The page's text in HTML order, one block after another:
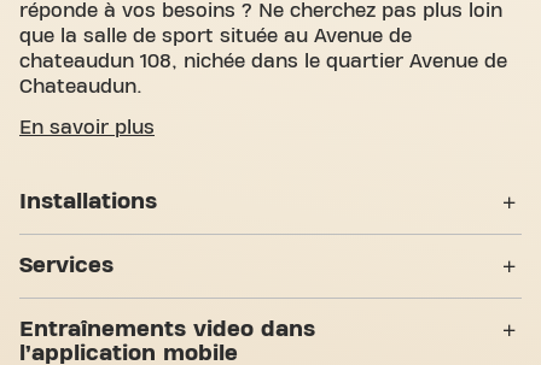
réponde à vos besoins ? Ne cherchez pas plus loin
que la salle de sport située au Avenue de
chateaudun 108, nichée dans le quartier Avenue de
Chateaudun.
Nous savons à quel point il est important de
d'espace d'entraînement et des entraîneurs
chaque étape. Notre salle de sport offre une grande
variété d'équipements et de séances
d'entraînement vidéo. Mais ce qui nous distingue
vraiment, c'est le sens de la communauté que nous
avons créé - un endroit où vous trouverez
En savoir plus
Installations
Douches
Services
Entraînement Personnel
Entraînements video dans
l’application mobile